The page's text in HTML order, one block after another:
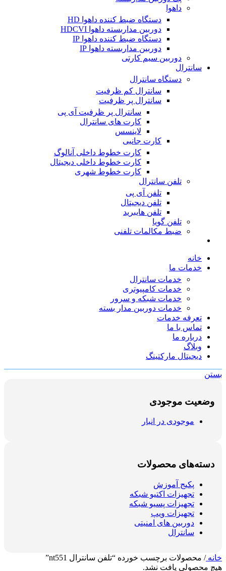
داهوا
دستگاه ضبط کننده داهوا HD
دوربین مداربسته داهوا HDCVI
دستگاه ضبط کننده داهوا IP
دوربین مداربسته داهوا IP
دوربین سیم کارتی
سانترال
دستگاه سانترال
سانترال کم ظرفیت
سانترال پر ظرفیت
سانترال پر ظرفیت آی پی
کارت های سانترال
لاینسس
کارت جانبی
کارت خطوط داخلی آنالوگ
کارت خطوط داخلی دیجیتال
کارت خطوط شهری
تلفن سانترال
تلفن آی پی
تلفن دیجیتال
تلفن هایبرید
تلفن گویا
ضبط مکالمات تلفنی
خانه
خدمات ما
خدمات سانترال
خدمات کامپیوتری
خدمات شبکه و سرور
خدمات دوربین مدار بسته
تعرفه خدمات
تماس با ما
درباره ما
وبلاگ
دیجیتال مارکتینگ
بستن
وضعیت موجودی
موجودی در انبار
دسته‌های محصولات
پکیج آموزش
تجهیزات اکتیو شبکه
تجهیزات پسیو شبکه
تجهیزات ویپ
دوربین های امنیتی
سانترال
خانه/ محصولات برچسب خورده “تلفن سانترال nt551”
هیچ محصولی یافت نشد.